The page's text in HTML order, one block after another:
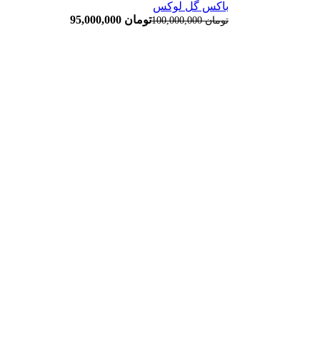
باکس گل لوکس
تومان100,000,000 تومان95,000,000